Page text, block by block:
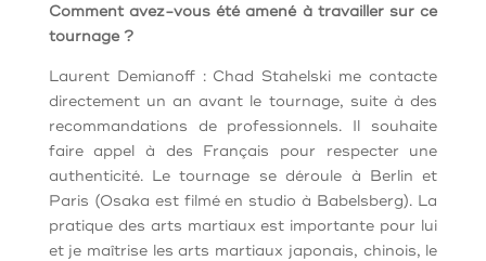
Comment avez-vous été amené à travailler sur ce
tournage ?
Laurent Demianoff : Chad Stahelski me contacte
directement un an avant le tournage, suite à des
recommandations de professionnels. Il souhaite
faire appel à des Français pour respecter une
authenticité. Le tournage se déroule à Berlin et
Paris (Osaka est filmé en studio à Babelsberg). La
pratique des arts martiaux est importante pour lui
et je maîtrise les arts martiaux japonais, chinois, le